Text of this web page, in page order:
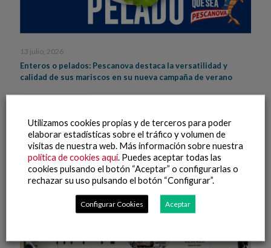
13 julio, 2026
Enteros o pelados: Pescanova destaca la versatilidad y
calidad de sus mariscos en su nueva campaña de verano
Utilizamos cookies propias y de terceros para poder
elaborar estadísticas sobre el tráfico y volumen de
visitas de nuestra web. Más información sobre nuestra
política de cookies aquí. Puedes aceptar todas las
cookies pulsando el botón “Aceptar” o configurarlas o
rechazar su uso pulsando el botón “Configurar”.
Configurar Cookies Aceptar